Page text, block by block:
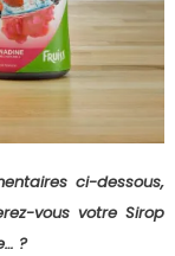
ci-dessous,
vous votre Sirop
?